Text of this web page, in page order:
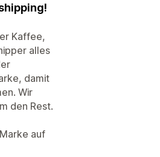
Kaffee,
alles
damit
Wir
den Rest.
auf